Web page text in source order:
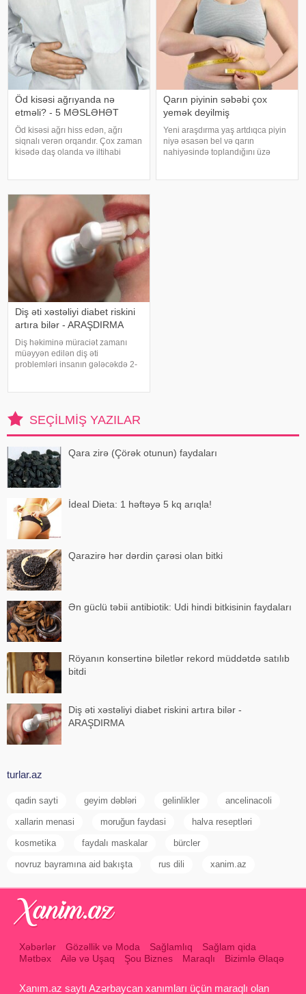
Öd kisəsi ağrıyanda nə
etməli? - 5 MƏSLƏHƏT
Öd kisəsi ağrı hiss edən, ağrı
siqnalı verən orqandır. Çox zaman
kisədə daş olanda və iltihabi
bu zaman hətta ağrıkəsic
Qarın piyinin səbəbi çox
yemək deyilmiş
Yeni araşdırma yaş artdıqca piyin
niyə əsasən bel və qarın
nahiyəsində toplandığını üzə
Diş əti xəstəliyi diabet riskini
artıra bilər - ARAŞDIRMA
Diş həkiminə müraciət zamanı
müəyyən edilən diş əti
problemləri insanın gələcəkdə 2-
SEÇILMIŞ YAZILAR
Qara zirə (Çörək otunun) faydaları
İdeal Dieta: 1 həftəyə 5 kq arıqla!
Qarazirə hər dərdin çarəsi olan bitki
Ən güclü təbii antibiotik: Udi hindi bitkisinin faydaları
Röyanın konsertinə biletlər rekord müddətdə satılıb
bitdi
Diş əti xəstəliyi diabet riskini artıra bilər -
ARAŞDIRMA
turlar.az
qadin sayti geyim dəbləri gelinlikler ancelinacoli
xallarin menasi moruğun faydasi halva reseptləri
kosmetika faydalı maskalar bürcler
novruz bayramına aid bakışta rus dili xanim.az
Xəbərlər Gözəllik və Moda Sağlamlıq
Sağlam qida
Mətbəx
Ailə və Uşaq Şou Biznes Maraqlı Bizimlə Əlaqə
Xanım.az saytı Azərbaycan xanımları üçün maraqlı olan